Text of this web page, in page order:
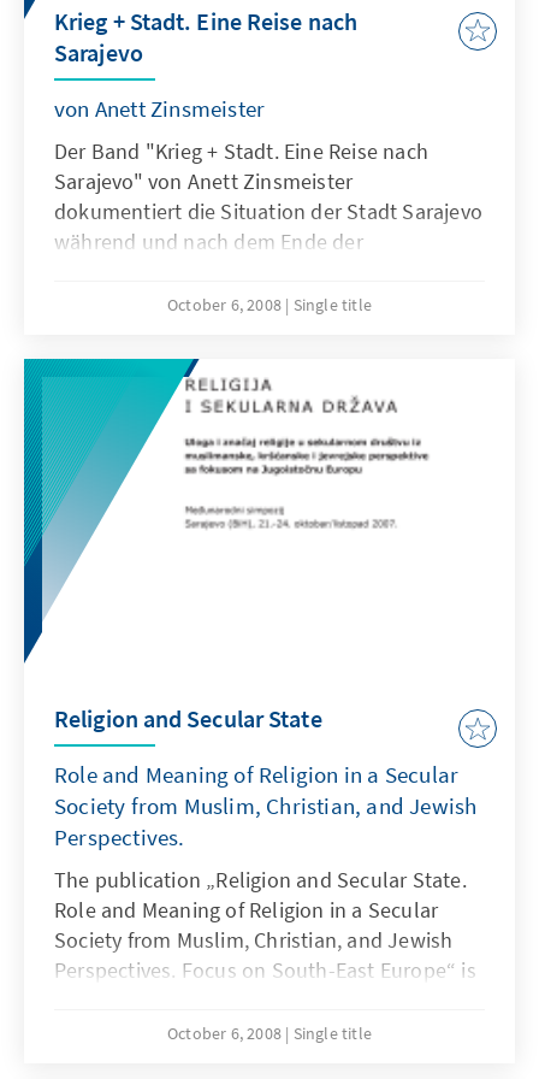
von fairen, demokratischen und erfolgreich
durchgeführten Wahlen und der Hohe
Repräsentant und EU-Sonderbeauftragte
Lajcak betonte den reibungslosen und
ruhigen Ablauf der Wahlen. ...
Krieg + Stadt. Eine Reise nach
Sarajevo
von Anett Zinsmeister
Der Band "Krieg + Stadt. Eine Reise nach
Sarajevo" von Anett Zinsmeister
dokumentiert die Situation der Stadt Sarajevo
während und nach dem Ende der
Bosnien-Krieges. Anett Zinsmeister begab
Dokumentation selbst auf die Reise nach
Sarajevo. Auf diesem Wege entstanden die in
diesem Band gesammelten Fotografien und
Tagebucheinträge, die ihre ganz persönlichen
Eindrücke und Erfahrungen in Sarajevo
wiedergeben. Darüber hinaus greift Anett
Zinsmeister auch die Thematik der Urbanität
auf und bestätigt den französischen
Philosophen und Soziologen Henri Lefebvre
sind.
October 6, 2008 Single title
Religion and Secular State
Role and Meaning of Religion in a Secular
Society from Muslim, Christian, and Jewish
Perspectives.
The publication „Religion and Secular State.
Role and Meaning of Religion in a Secular
Society from Muslim, Christian, and Jewish
Perspectives. Focus on South-East Europe“ is
from 21 Oct- 24 Oct 2007 in Sarajevo, Bosnia
October 6, 2008 Single title